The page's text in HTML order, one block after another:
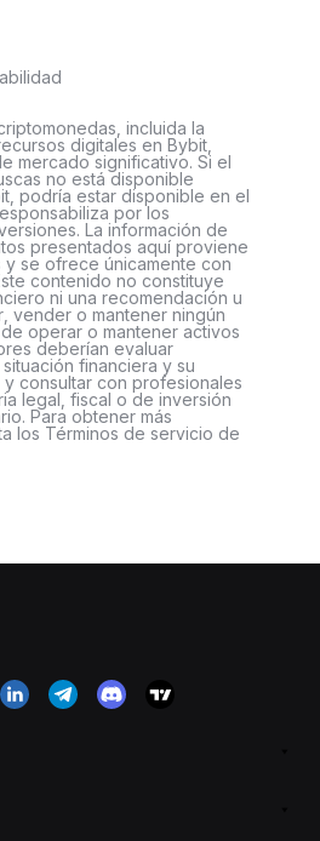
incluida la
digitales en Bybit,
mercado significativo. Si el
no está disponible
podría estar disponible en el
por los
La información de
presentados aquí proviene
se ofrece únicamente con
contenido no constituye
ni una recomendación u
vender o mantener ningún
operar o mantener activos
deberían evaluar
financiera y su
consultar con profesionales
legal, fiscal o de inversión
Para obtener más
los Términos de servicio de